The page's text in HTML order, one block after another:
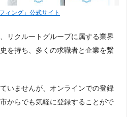
ィング」公式サイト
リクルートグループに属する業界
を持ち、多くの求職者と企業を繋
いませんが、オンラインでの登録
からでも気軽に登録することがで